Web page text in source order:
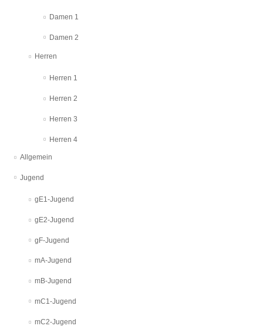
Damen 1
Damen 2
Herren
Herren 1
Herren 2
Herren 3
Herren 4
Allgemein
Jugend
gE1-Jugend
gE2-Jugend
gF-Jugend
mA-Jugend
mB-Jugend
mC1-Jugend
mC2-Jugend